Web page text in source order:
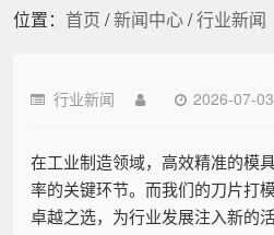
位置： 首页 /新闻中心/行业新闻
行业新闻 2026-07-
在工业制造领域，高效精准的模
率的关键环节。而我们的刀片打
卓越之选，为行业发展注入新的